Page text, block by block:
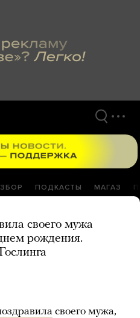
ПОДКАСТЫ МАГАЗ
своего мужа
рождения.
своего мужа,